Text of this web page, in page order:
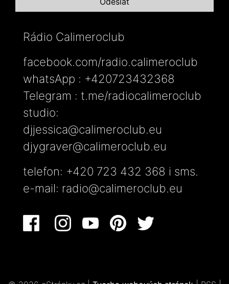
Rádio Calimeroclub
facebook.com/radio.calimeroclub
whatsApp : +420723432368
Telegram : t.me/radiocalimeroclub
studio:
djjessica@calimeroclub.eu
djygraver@calimeroclub.eu
telefon: +420 723 432 368 i sms.
e-mail: radio@calimeroclub.eu